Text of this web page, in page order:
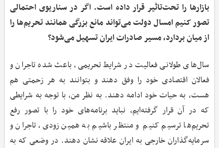
بازارها را تحت‌تاثیر قرار داده است. اگر در سناریوی احتمالی
تصور کنیم امسال دولت می‌تواند مانع بزرگی همانند تحریم‌ها را
از میان بردارد، مسیر صادرات ایران تسهیل می‌شود؟
سال‌های طولانی فعالیت در شرایط تحریمی، باعث شده تاجران و
فعالان اقتصادی خود را وفق دهند و بتوانند به هر زحمتی هم
هست، به حیات خود ادامه دهند. به نظر من، با توجه به شرایطی
که در آن قرار گرفته‌ایم، نباید برنامه‌های خود را با تصور رفع
تحریم‌ها ترسیم کنیم و منتظر باشیم به همین زودی، تاجران و
سرمایه‌گذاران خارجی به ایران علاقه نشان دهند. در وضعی که به